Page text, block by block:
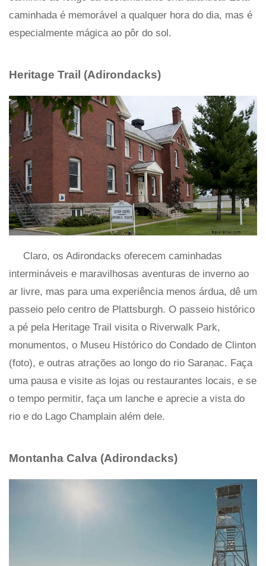
caminhada é memorável a qualquer hora do dia, mas é
especialmente mágica ao pôr do sol.
Heritage Trail (Adirondacks)
Claro, os Adirondacks oferecem caminhadas
intermináveis ​​e maravilhosas aventuras de inverno ao
ar livre, mas para uma experiência menos árdua, dê um
passeio pelo centro de Plattsburgh. O passeio histórico
a pé pela Heritage Trail visita o Riverwalk Park,
monumentos, o Museu Histórico do Condado de Clinton
(foto), e outras atrações ao longo do rio Saranac. Faça
uma pausa e visite as lojas ou restaurantes locais, e se
o tempo permitir, faça um lanche e aprecie a vista do
rio e do Lago Champlain além dele.
Montanha Calva (Adirondacks)